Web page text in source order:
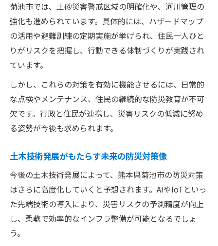
菊池市では、土砂災害警戒区域の明確化や、河川管理の
強化も進められています。具体的には、ハザードマップ
の活用や避難訓練の定期実施が挙げられ、住民一人ひと
りがリスクを把握し、行動できる体制づくりが実践され
ています。
しかし、これらの対策を有効に機能させるには、日常的
な点検やメンテナンス、住民の継続的な防災教育が不可
欠です。行政と住民が連携し、災害リスクの低減に努め
る姿勢が今後も求められます。
土木技術発展がもたらす未来の防災対策像
今後の土木技術発展によって、熊本県菊池市の防災対策
はさらに高度化していくと予想されます。AIやIoTといっ
た先端技術の導入により、災害リスクの予測精度が向上
し、柔軟で効率的なインフラ整備が可能となるでしょ
う。